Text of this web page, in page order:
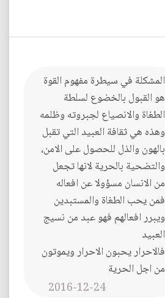
المشكلة في سيطرة مفهوم القوة
هو القبول بالخضوع لسلطة
الطغاة والانصياع لجبروته وظلمه
وهذه هي ثقافة العبيد التي تقبل
بالهون والذل للحصول على الامن،
والتضحية بالحرية لانها تجعل
من الانسان مسؤولا عن افعاله
فمن يحب الطغاة والمستبدين
ويبرر افعالهم فهو عبد من نسيج
العبيد
فالاحرار يحبون الاحرار ويموتون
من اجل الحرية
2016-12-24